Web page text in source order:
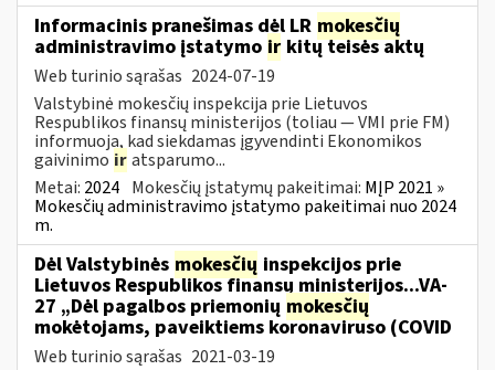
Informacinis pranešimas dėl LR mokesčių
administravimo įstatymo ir kitų teisės aktų
Web turinio sąrašas 2024-07-19
Valstybinė mokesčių inspekcija prie Lietuvos
Respublikos finansų ministerijos (toliau — VMI prie FM)
informuoja, kad siekdamas įgyvendinti Ekonomikos
gaivinimo iratsparumo...
Metai: 2024 Mokesčių įstatymų pakeitimai: MĮP 2021 »
Mokesčių administravimo įstatymo pakeitimai nuo 2024
m.
Dėl Valstybinės mokesčių inspekcijos prie
Lietuvos Respublikos finansų ministerijos...VA-
27 „Dėl pagalbos priemonių mokesčių
mokėtojams, paveiktiems koronaviruso (COVID
Web turinio sąrašas 2021-03-19